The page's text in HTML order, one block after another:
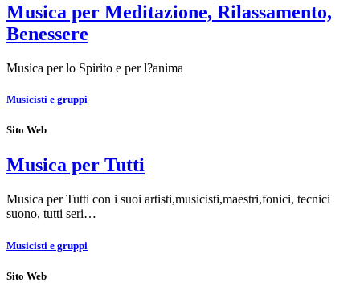
Musica per Meditazione, Rilassamento,
Benessere
Musica per lo Spirito e per l?anima
Musicisti e gruppi
Sito Web
Musica per Tutti
Musica per Tutti con i suoi artisti,musicisti,maestri,fonici, tecnici
suono, tutti seri…
Musicisti e gruppi
Sito Web